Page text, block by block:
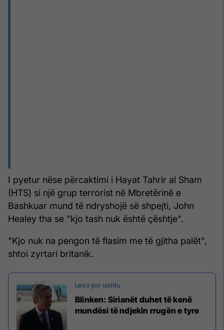
I pyetur nëse përcaktimi i Hayat Tahrir al Sham
(HTS) si një grup terrorist në Mbretërinë e
Bashkuar mund të ndryshojë së shpejti, John
Healey tha se "kjo tash nuk është çështje".
"Kjo nuk na pengon të flasim me të gjitha palët",
shtoi zyrtari britanik.
Blinken: Sirianët duhet të kenë
mundësi të ndjekin rrugën e tyre